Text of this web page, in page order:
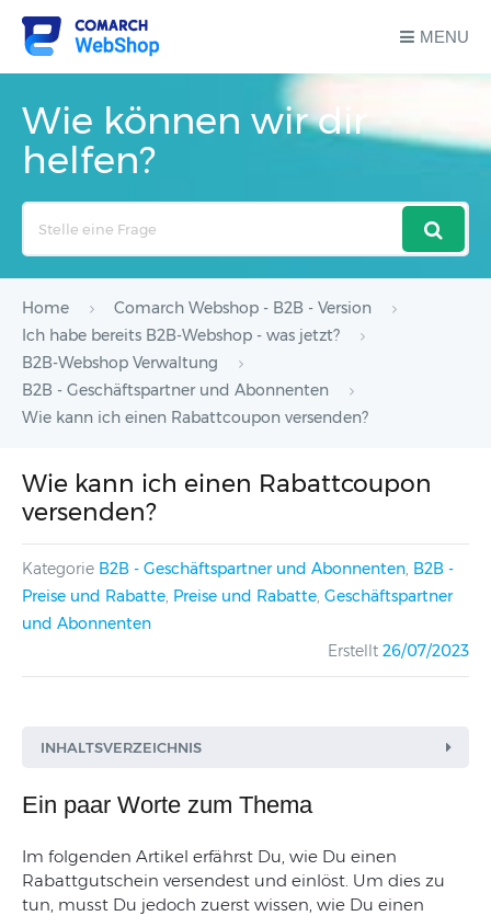
MENU
Wie können wir dir
helfen?
Home
Comarch Webshop - B2B - Version
Ich habe bereits B2B-Webshop - was jetzt?
B2B-Webshop Verwaltung
B2B - Geschäftspartner und Abonnenten
Wie kann ich einen Rabattcoupon versenden?
Wie kann ich einen Rabattcoupon
versenden?
Kategorie B2B - Geschäftspartner und Abonnenten, B2B -
Preise und Rabatte, Preise und Rabatte, Geschäftspartner
und Abonnenten
Erstellt 26/07/2023
INHALTSVERZEICHNIS
Ein paar Worte zum Thema
Im folgenden Artikel erfährst Du, wie Du einen
Rabattgutschein versendest und einlöst Um dies zu
tun musst Du jedoch zuerst wissen wie Du einen